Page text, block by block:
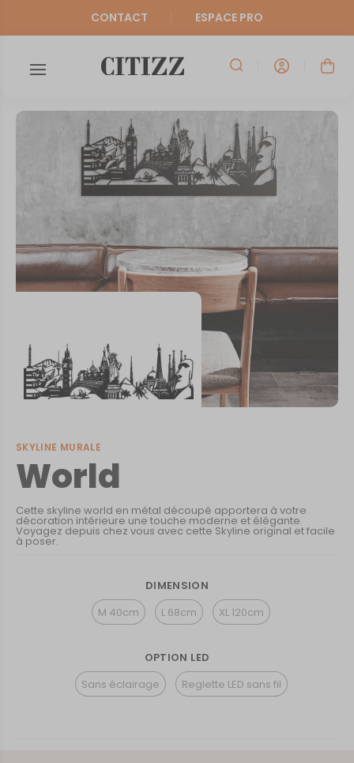
CONTACT ESPACE PRO
SKYLINE MURALE
World
Cette skyline world en métal découpé apportera à votre
décoration intérieure une touche moderne et élégante.
Voyagez depuis chez vous avec cette Skyline original et facile
à poser.
DIMENSION
M 40cm
L 68cm XL 120cm
OPTION LED
Sans éclairage
Reglette LED sans fil